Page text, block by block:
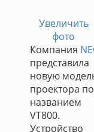
Увеличить
фото
Компания
представила
новую
проектора
названием
VT800.
Устройство